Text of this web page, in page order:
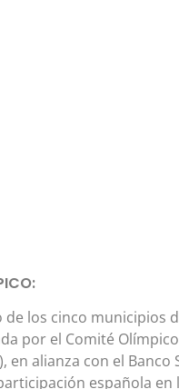
de los cinco municipios
por el Comité
en alianza con el
española en